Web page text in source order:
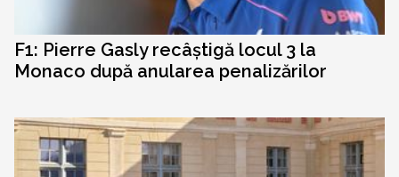
F1: Pierre Gasly recâștigă locul 3 la
Monaco după anularea penalizărilor